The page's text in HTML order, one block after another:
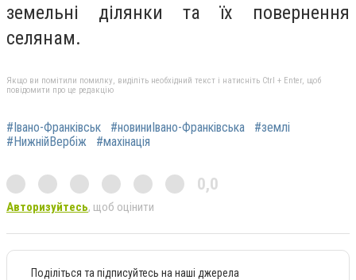
земельні ділянки та їх повернення
селянам.
Якщо ви помітили помилку, виділіть необхідний текст і натисніть Ctrl + Enter, щоб
повідомити про це редакцію
#Івано-Франківськ #новиниІвано-Франківська
#землі
#НижнійВербіж
#махінація
0,0
Авторизуйтесь, щоб оцінити
Поділіться та підписуйтесь на наші джерела